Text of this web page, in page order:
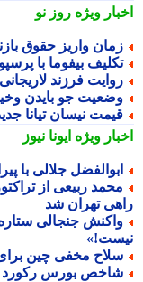
ویژهروز نو
واریز حقوق
بیفوما با
فرزند لاریجانی
جو بایدن وخیم
نیسان تیانا جدید در
ویژهایونا نیوز
جلالی با
ربیعی از
تهران شد
جنجالی ستاره
مخفی چین برای
بورس رکورد زد؛